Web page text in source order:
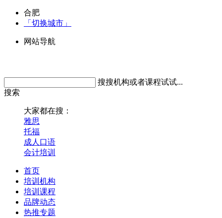
合肥
「切换城市」
网站导航
搜搜机构或者课程试试...
搜索
大家都在搜：
雅思
托福
成人口语
会计培训
首页
培训机构
培训课程
品牌动态
热推专题